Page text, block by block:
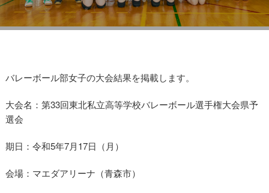
バレーボール部女子の大会結果を掲載します。
大会名：第33回東北私立高等学校バレーボール選手権大会県予
選会
期日：令和5年7月17日（月）
会場：マエダアリーナ（青森市）